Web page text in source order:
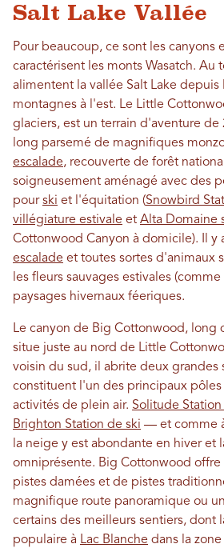
Salt Lake Vallée
Pour beaucoup, ce sont les canyons
caractérisent les monts Wasatch. Au
alimentent la vallée Salt Lake depuis
montagnes à l'est. Le Little
glaciers, est un terrain d'aventure de
long parsemé de magnifiques
escalade, recouverte de forêt
soigneusement aménagé avec des
pourski et l'équitation (Snowbird
villégiature estivale et Alta Domaine
Cottonwood Canyon à domicile). Il y
escalade et toutes sortes d'animaux
les fleurs sauvages estivales
paysages hivernaux féeriques.
Le canyon de Big Cottonwood, long
situe juste au nord de Little
voisin du sud, il abrite deux grandes
constituent l'un des principaux
activités de plein air. Solitude
Brighton Station de ski — et comme
la neige y est abondante en hiver et
omniprésente. Big Cottonwood
pistes damées et de pistes
magnifique route panoramique ou
certains des meilleurs sentiers, dont
populaire à Lac Blanche dans la